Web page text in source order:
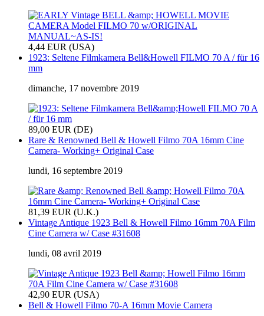
4,44 EUR (USA)
1923: Seltene Filmkamera Bell&Howell FILMO 70 A / für 16
mm
dimanche, 17 novembre 2019
89,00 EUR (DE)
Rare & Renowned Bell & Howell Filmo 70A 16mm Cine
Camera- Working+ Original Case
lundi, 16 septembre 2019
81,39 EUR (U.K.)
Vintage Antique 1923 Bell & Howell Filmo 16mm 70A Film
Cine Camera w/ Case #31608
lundi, 08 avril 2019
42,90 EUR (USA)
Bell & Howell Filmo 70-A 16mm Movie Camera